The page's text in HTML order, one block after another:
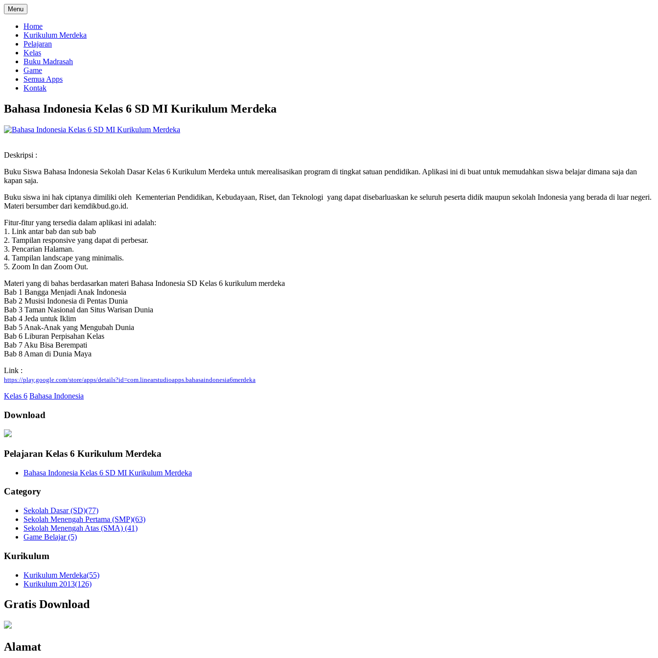
Menu
Home
Kurikulum Merdeka
Pelajaran
Kelas
Buku Madrasah
Game
Semua Apps
Kontak
Bahasa Indonesia Kelas 6 SD MI Kurikulum Merdeka
Deskripsi :
Buku Siswa Bahasa Indonesia Sekolah Dasar Kelas 6 Kurikulum Merdeka untuk merealisasikan program di tingkat satuan pendidikan. Aplikasi ini di buat untuk memudahkan siswa belajar dimana saja dan
kapan saja.
Buku siswa ini hak ciptanya dimiliki oleh Kementerian Pendidikan, Kebudayaan, Riset, dan Teknologi yang dapat disebarluaskan ke seluruh peserta didik maupun sekolah Indonesia yang berada di luar negeri.
Materi bersumber dari kemdikbud.go.id.
Fitur-fitur yang tersedia dalam aplikasi ini adalah:
1. Link antar bab dan sub bab
2. Tampilan responsive yang dapat di perbesar.
3. Pencarian Halaman.
4. Tampilan landscape yang minimalis.
5. Zoom In dan Zoom Out.
Materi yang di bahas berdasarkan materi Bahasa Indonesia SD Kelas 6 kurikulum merdeka
Bab 1 Bangga Menjadi Anak Indonesia
Bab 2 Musisi Indonesia di Pentas Dunia
Bab 3 Taman Nasional dan Situs Warisan Dunia
Bab 4 Jeda untuk Iklim
Bab 5 Anak-Anak yang Mengubah Dunia
Bab 6 Liburan Perpisahan Kelas
Bab 7 Aku Bisa Berempati
Bab 8 Aman di Dunia Maya
Link :
https://play.google.com/store/apps/details?id=com.linearstudioapps.bahasaindonesia6merdeka
Kelas 6 Bahasa Indonesia
Download
Pelajaran Kelas 6 Kurikulum Merdeka
Bahasa Indonesia Kelas 6 SD MI Kurikulum Merdeka
Category
Sekolah Dasar (SD)(77)
Sekolah Menengah Pertama (SMP)(63)
Sekolah Menengah Atas (SMA) (41)
Game Belajar(5)
Kurikulum
Kurikulum Merdeka(55)
Kurikulum 2013(126)
Gratis Download
Alamat